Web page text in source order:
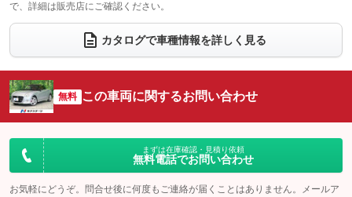
ウォークスルー
：装備なし
電動リアゲート フロントカメラ
：装備なし
：装備なし ：装備なし
サイドカメラ
：装備なし ルーフレール
：装備なし
：装備なし
：装備なし
で、詳細は販売店にご確認ください。
カタログで車種情報を詳しく見る
無料 この車両に関するお問い合わせ
まずは在庫確認・見積り依頼
無料電話でお問い合わせ
お気軽にどうぞ。問合せ後に何度もご連絡が届くことはありません。メールア